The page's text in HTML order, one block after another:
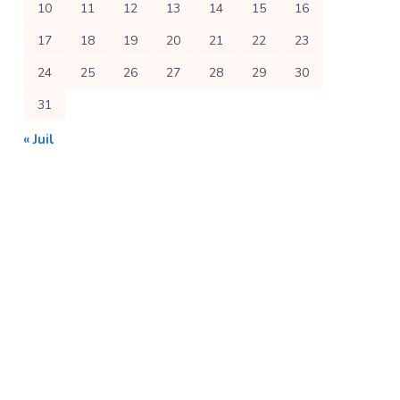
10 11 12 13 14 15
16
17
18 19 20 21 22
23
24
25 26 27 28 29
30
31
« Juil